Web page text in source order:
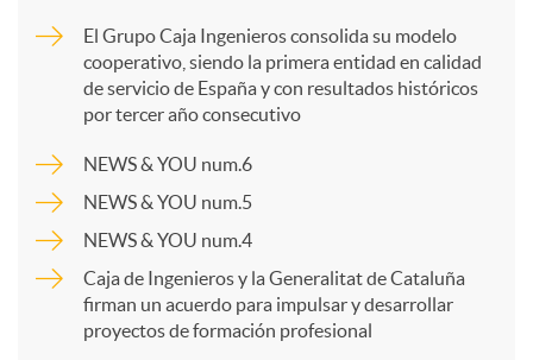
a
r
El Grupo Caja Ingenieros consolida su modelo
cooperativo, siendo la primera entidad en calidad
de servicio de España y con resultados históricos
por tercer año consecutivo
NEWS & YOU num.6
NEWS & YOU num.5
NEWS & YOU num.4
Caja de Ingenieros y la Generalitat de Cataluña
firman un acuerdo para impulsar y desarrollar
proyectos de formación profesional